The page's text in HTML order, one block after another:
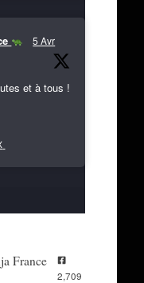
5 Avr
et à tous !
France
2,709